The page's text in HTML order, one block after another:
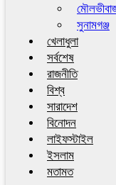
সুনামগঞ্জ
খেলাধুলা
সর্বশেষ
রাজনীতি
বিশ্ব
সারাদেশ
বিনোদন
লাইফস্টাইল
ইসলাম
মতামত